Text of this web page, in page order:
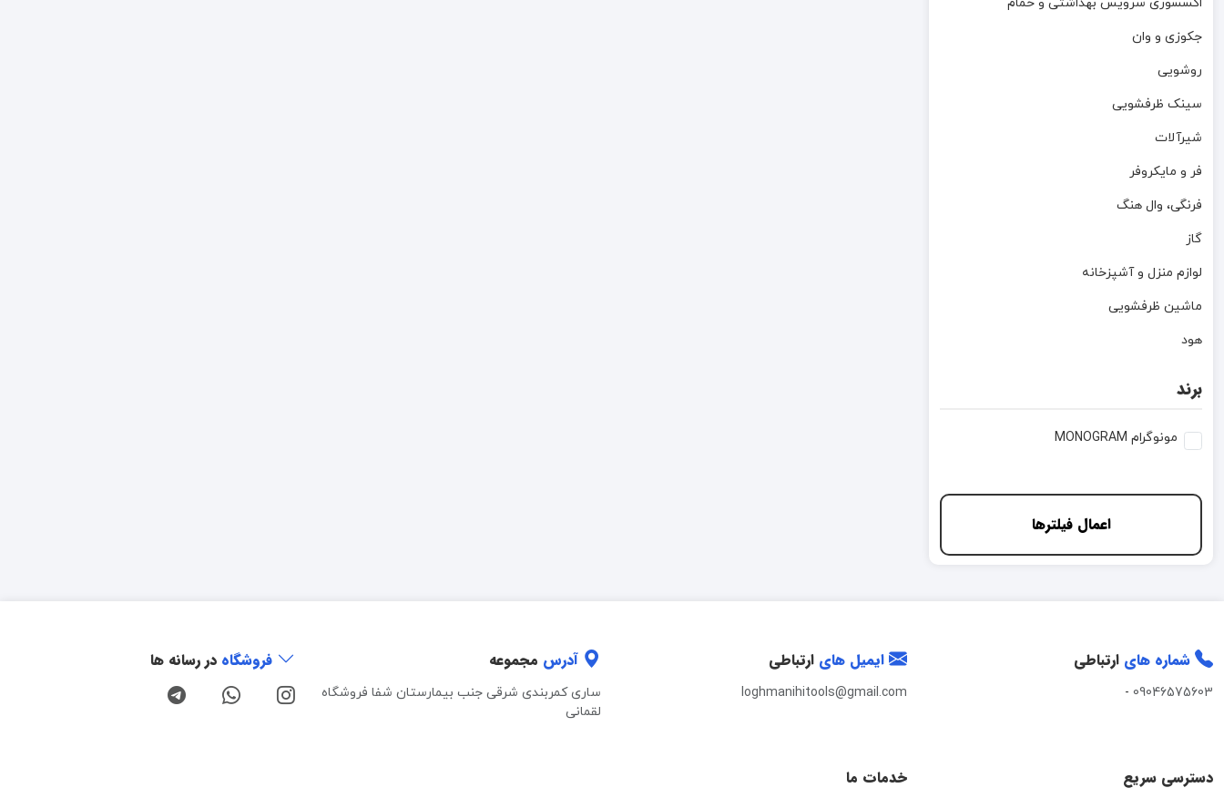
جکوزی و وان
روشویی
سینک ظرفشویی
شیرآلات
فر و مایکروفر
فرنگی، وال هنگ
گاز
لوازم منزل و آشپزخانه
ماشین ظرفشویی
هود
برند
مونوگرام MONOGRAM
اعمال فیلترها
شماره های ارتباطی
09046575603
-
ایمیل های ارتباطی
loghmanihitools@gmail.com
آدرس مجموعه
ساری کمربندی شرقی جنب بیمارستان شفا فروشگاه
لقمانی
فروشگاه در رسانه ها
دسترسی سریع خدمات ما